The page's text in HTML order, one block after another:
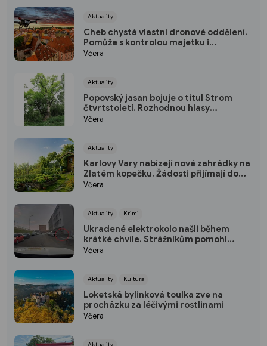
Aktuality
Cheb chystá vlastní dronové oddělení.
Pomůže s kontrolou majetku i
bezpečností ve městě
Včera
Aktuality
Popovský jasan bojuje o titul Strom
čtvrtstoletí. Rozhodnou hlasy
veřejnosti
Včera
Aktuality
Karlovy Vary nabízejí nové zahrádky na
Zlatém kopečku. Žádosti přijímají do
konce srpna
Včera
Aktuality Krimi
Ukradené elektrokolo našli během
krátké chvíle. Strážníkům pomohl
kamerový systém
Včera
Aktuality Kultura
Loketská bylinková toulka zve na
procházku za léčivými rostlinami
Včera